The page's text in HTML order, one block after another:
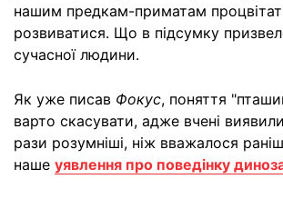
нашим предкам-приматам
розвиватися. Що в підсумку
сучасної людини.
Як уже писав Фокус, поняття
варто скасувати, адже вчені
рази розумніші, ніж вважалося
наше уявлення про поведінку